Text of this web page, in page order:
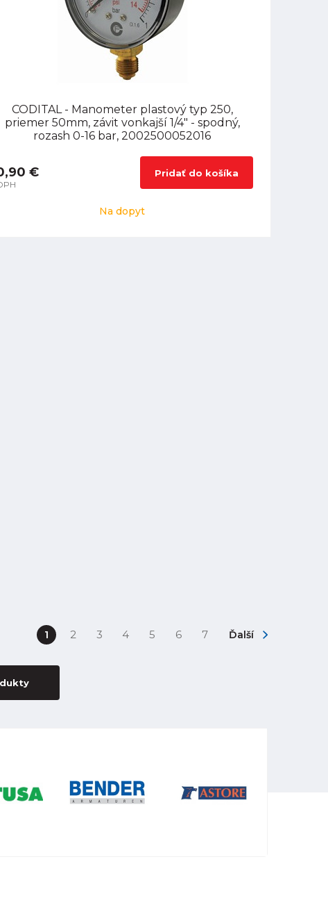
CODITAL - Manometer plastový typ 250,
priemer 50mm, závit vonkajší 1/4" - spodný,
rozash 0-16 bar, 2002500052016
€ Pridať do košíka
Na dopyt
1 2 3 4 5 6 7 Ďalší